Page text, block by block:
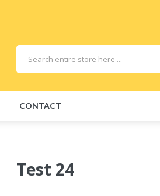
CONTACT
Test 24